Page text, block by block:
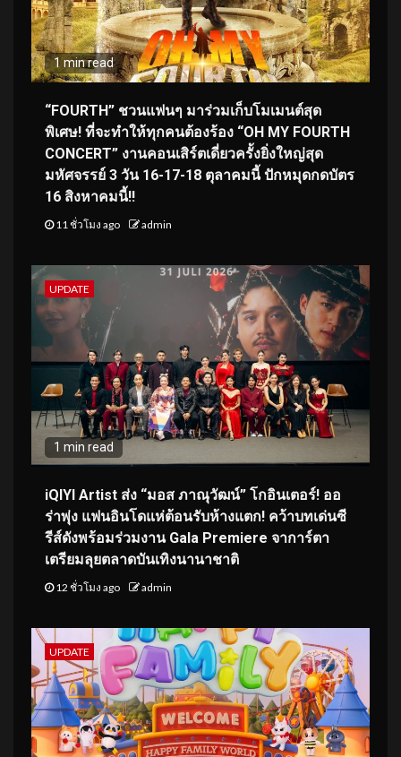
1 min read
“FOURTH” ชวนแฟนๆ มาร่วมเก็บโมเมนต์สุด
พิเศษ! ที่จะทำให้ทุกคนต้องร้อง “OH MY FOURTH
CONCERT” งานคอนเสิร์ตเดี่ยวครั้งยิ่งใหญ่สุด
มหัศจรรย์ 3 วัน 16-17-18 ตุลาคมนี้ ปักหมุดกดบัตร
16 สิงหาคมนี้!!
11 ชั่วโมง ago admin
UPDATE
1 min read
iQIYI Artist ส่ง “มอส ภาณุวัฒน์” โกอินเตอร์! ออ
ร่าพุ่ง แฟนอินโดแห่ต้อนรับห้างแตก! คว้าบทเด่นซี
รีส์ดังพร้อมร่วมงาน Gala Premiere จาการ์ตา
เตรียมลุยตลาดบันเทิงนานาชาติ
12 ชั่วโมง ago admin
UPDATE